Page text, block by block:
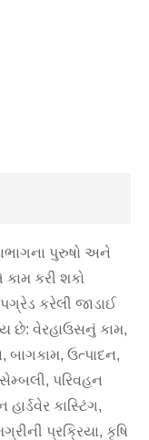
પુરુષો અને
કરી શકો
કરેલી જાડાઈ
છે: વેરહાઉસનું કામ,
બાગકામ, ઉત્પાદન,
પરિવહન
કાસ્ટિંગ,
પ્રક્રિયા, કૃષિ